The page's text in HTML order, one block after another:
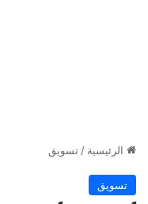
الرئيسية / تسويق
تسويق